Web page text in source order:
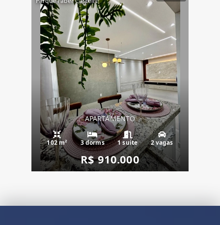
APARTAMENTO
102 m² 3 dorms 1 suíte 2 vagas
R$ 910.000